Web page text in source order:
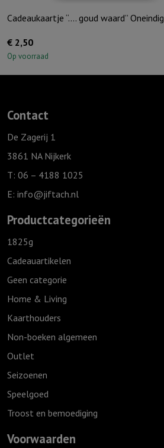
Cadeaukaartje “…. goud waard” Oneindig
€ 2,50
Op voorraad
Contact
De Zagerij 1
3861 NA Nijkerk
T: 06 – 4188 1025
E: info@jiftach.nl
Productcategorieën
1825g
Cadeauartikelen
Geen categorie
Home & Living
Kaarthouders
Non-boeken algemeen
Outlet
Seizoenen
Speelgoed
Troost en bemoediging
Voorwaarden